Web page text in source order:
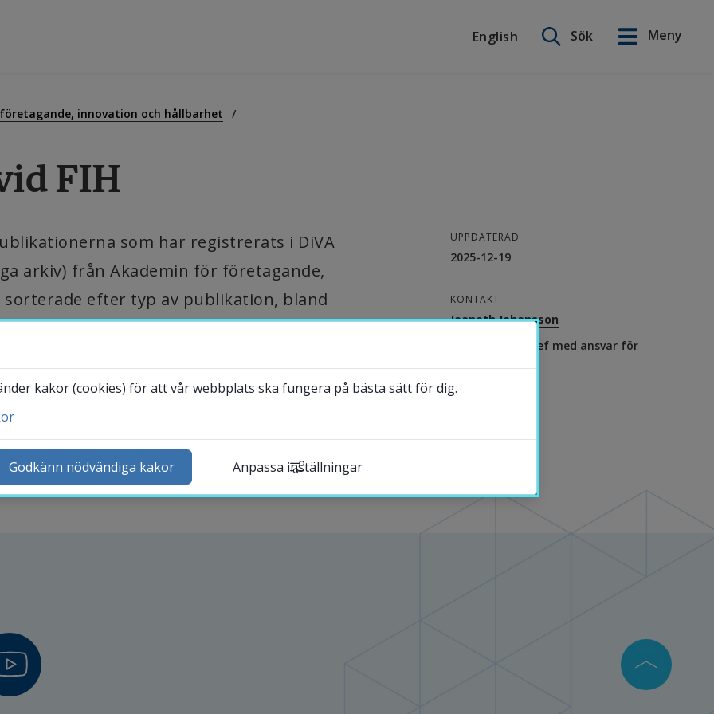
English
Sök
Meny
innovation och hållbarhet
FIH
som har registrerats i DiVA
arkiv) från Akademin för företagande,
efter typ av publikation, bland
och konferensbidrag.
UPPDATERAD
2025-12-19
KONTAKT
Jeaneth Johansson
Vice akademichef med ansvar för
forskning
English
Högskolan
och besök oss
kakor (cookies) för att vår webbplats ska fungera på bästa sätt för dig.
Godkänn nödvändiga kakor Anpassa inställningar